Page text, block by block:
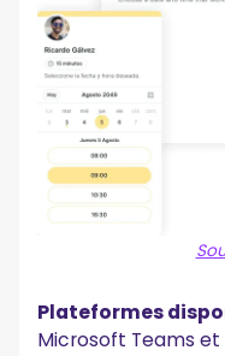
Plateformes
Microsoft Teams et